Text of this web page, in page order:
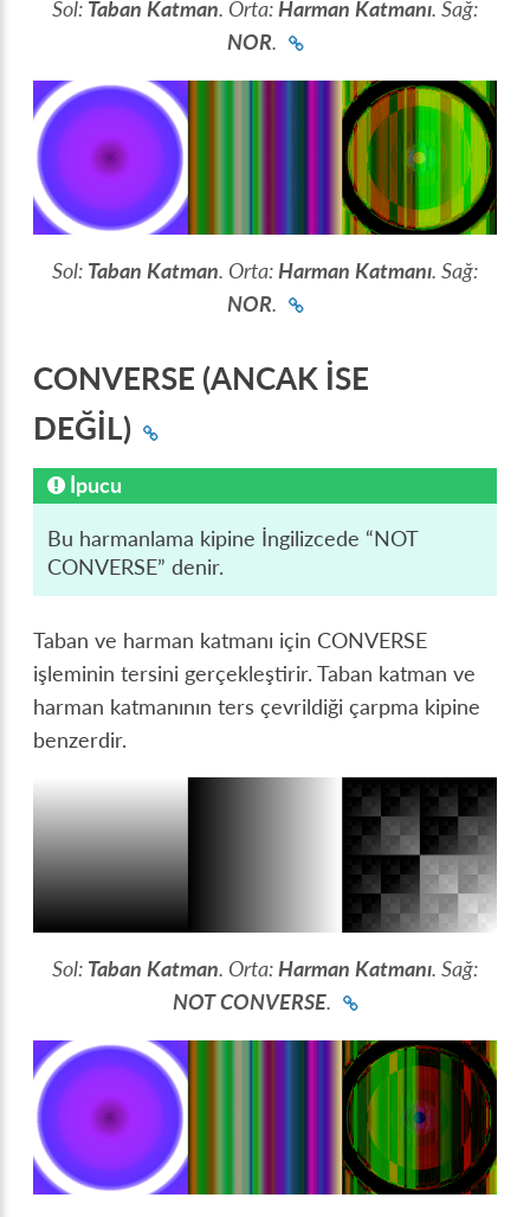
Sol: Taban Katman. Orta: Harman Katmanı. Sağ:
NOR.
Sol: Taban Katman. Orta:Harman Katmanı. Sağ:
NOR.
CONVERSE (ANCAK İSE
DEĞİL)
İpucu
Bu harmanlama kipine İngilizcede “NOT
CONVERSE” denir.
Taban ve harman katmanı için CONVERSE
işleminin tersini gerçekleştirir. Taban katman ve
harman katmanının ters çevrildiği çarpma kipine
benzerdir.
Sol: Taban Katman. Orta: Harman Katmanı. Sağ:
NOT CONVERSE.